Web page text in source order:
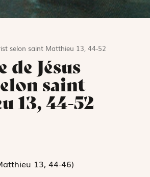
selon saint Matthieu 13, 44-52
de Jésus
saint
13, 44-52
13, 44-46)